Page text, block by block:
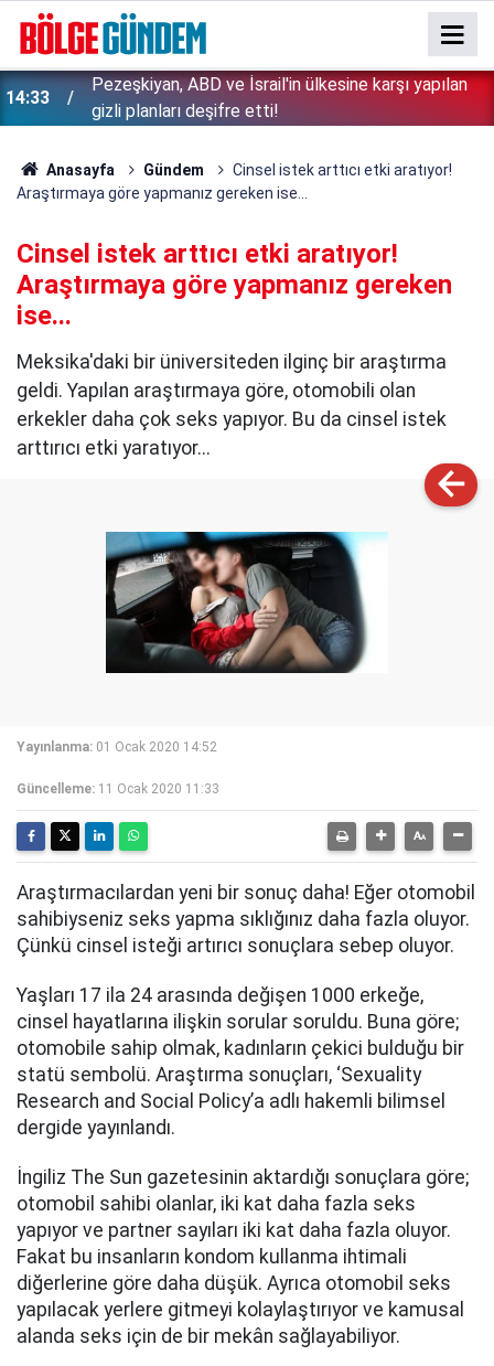
14:33
Pezeşkiyan, ABD ve İsrail'in ülkesine karşı yapılan
gizli planları deşifre etti!
Anasayfa Gündem
Cinsel istek arttıcı etki aratıyor!
Araştırmaya göre yapmanız gereken ise...
Cinsel istek arttıcı etki aratıyor!
Araştırmaya göre yapmanız gereken
ise...
Meksika'daki bir üniversiteden ilginç bir araştırma
geldi. Yapılan araştırmaya göre, otomobili olan
erkekler daha çok seks yapıyor. Bu da cinsel istek
arttırıcı etki yaratıyor...
Yayınlanma: 01 Ocak 2020 14:52
Güncelleme: 11 Ocak 2020 11:33
Araştırmacılardan yeni bir sonuç daha! Eğer otomobil
sahibiyseniz seks yapma sıklığınız daha fazla oluyor.
Çünkü cinsel isteği artırıcı sonuçlara sebep oluyor.
Yaşları 17 ila 24 arasında değişen 1000 erkeğe,
cinsel hayatlarına ilişkin sorular soruldu. Buna göre;
otomobile sahip olmak, kadınların çekici bulduğu bir
statü sembolü. Araştırma sonuçları, ‘Sexuality
Research and Social Policy’a adlı hakemli bilimsel
dergide yayınlandı.
İngiliz The Sun gazetesinin aktardığı sonuçlara göre;
otomobil sahibi olanlar, iki kat daha fazla seks
yapıyor ve partner sayıları iki kat daha fazla oluyor.
Fakat bu insanların kondom kullanma ihtimali
diğerlerine göre daha düşük. Ayrıca otomobil seks
yapılacak yerlere gitmeyi kolaylaştırıyor ve kamusal
alanda seks için de bir mekân sağlayabiliyor.